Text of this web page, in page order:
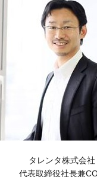
タレンタ株式会社
代表取締役社長兼